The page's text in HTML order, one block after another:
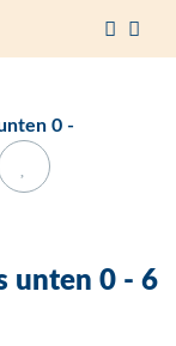
unten 0 - 6